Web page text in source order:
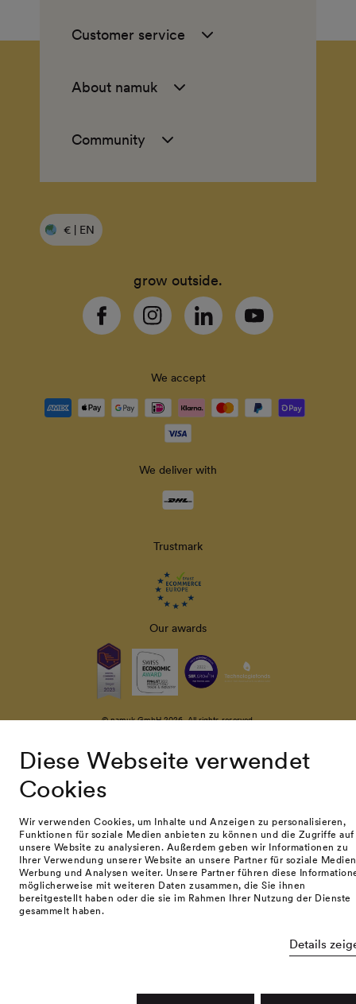
Diese Webseite verwendet
Cookies
Wir verwenden Cookies, um Inhalte und Anzeigen zu personalisieren,
Funktionen für soziale Medien anbieten zu können und die Zugriffe auf
unsere Website zu analysieren. Außerdem geben wir Informationen zu
Ihrer Verwendung unserer Website an unsere Partner für soziale
Werbung und Analysen weiter. Unsere Partner führen diese
möglicherweise mit weiteren Daten zusammen, die Sie ihnen
bereitgestellt haben oder die sie im Rahmen Ihrer Nutzung der Dienste
gesammelt haben.
Details
Customer service
About namuk
Community
€ | EN
grow outside.
FacebookInstagramLinkedinYouTube
We accept
Payment
methods
We deliver with
Trustmark
Our awards
© namuk GmbH 2026. All rights reserved.